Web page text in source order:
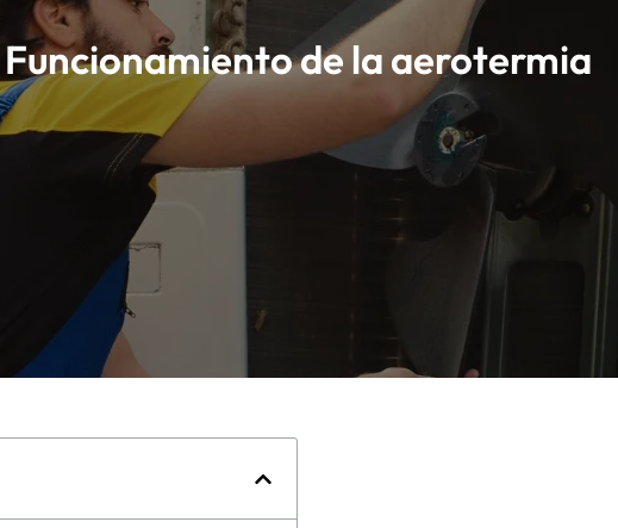
Funcionamiento de la aerotermia